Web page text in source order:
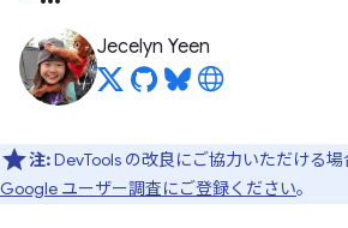
Jecelyn Yeen
注:DevTools の改良にご協力いただける場
Google ユーザー調査にご登録ください。